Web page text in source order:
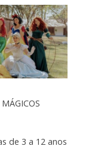
de 3 a 12 anos